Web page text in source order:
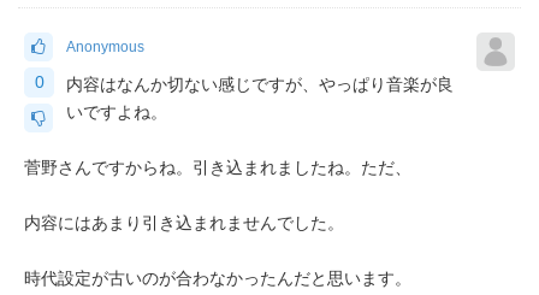
0
Anonymous
内容はなんか切ない感じですが、やっぱり音楽が良
いですよね。
菅野さんですからね。引き込まれましたね。ただ、
内容にはあまり引き込まれませんでした。
時代設定が古いのが合わなかったんだと思います。